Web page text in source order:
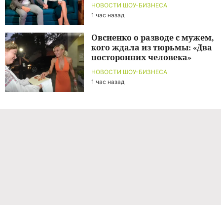
НОВОСТИ ШОУ-БИЗНЕСА
1 час назад
НОВОСТИ ШОУ-БИЗНЕСА
1 час назад
Овсиенко о разводе с мужем,
кого ждала из тюрьмы: «Два
посторонних человека»